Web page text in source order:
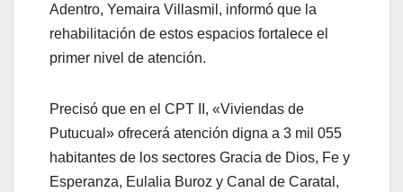
Adentro, Yemaira Villasmil, informó que la
rehabilitación de estos espacios fortalece el
primer nivel de atención.
Precisó que en el CPT II, «Viviendas de
Putucual» ofrecerá atención digna a 3 mil 055
habitantes de los sectores Gracia de Dios, Fe y
Esperanza, Eulalia Buroz y Canal de Caratal,